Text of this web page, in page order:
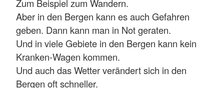
Zum Beispiel zum Wandern.
Aber in den Bergen kann es auch Gefahren
geben. Dann kann man in Not geraten.
Und in viele Gebiete in den Bergen kann kein
Kranken-Wagen kommen.
Und auch das Wetter verändert sich in den
Bergen oft schneller.